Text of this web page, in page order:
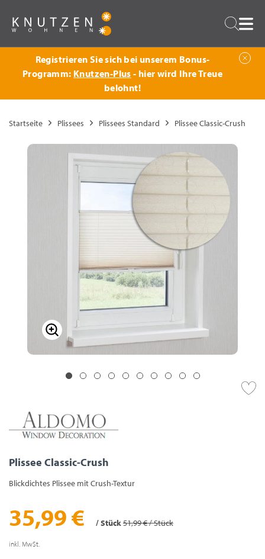
Zurück
Registrieren Sie sich bei unserem Bonus-
Programm: Knutzen-Plus - hier wird Ihre Treue
belohnt!
Startseite Plissees Plissees Standard Plissee Classic-Crush
Plissee Classic-Crush
Blickdichtes Plissee mit Crush-Textur
35,99 € / Stück51,99 € / Stück
inkl. MwSt.